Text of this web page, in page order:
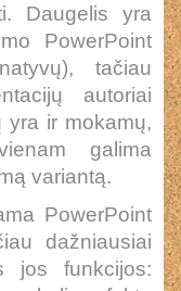
Daugelis yra
PowerPoint
tačiau
autoriai
yra ir mokamų,
galima
variantą.
PowerPoint
dažniausiai
jos funkcijos: